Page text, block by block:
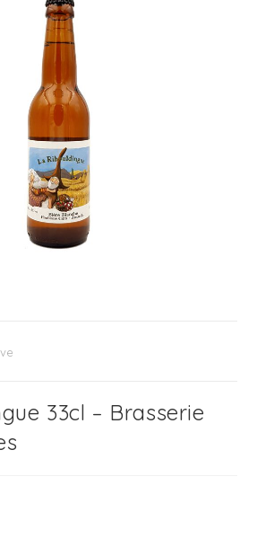
33cl – Brasserie